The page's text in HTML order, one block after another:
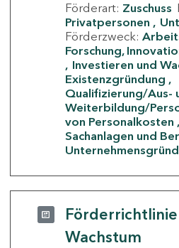
Förderart: Zuschuss
Privatpersonen
Förderzweck:
Forschung,
Investieren und
Existenzgründung
Qualifizierung/Aus-
Weiterbildung/
von Personalkosten
Sachanlagen und
Wachstum